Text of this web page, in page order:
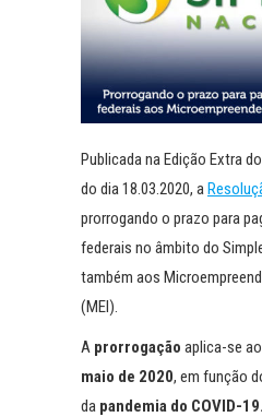
Publicada na Edição Extra
do dia 18.03.2020, a
prorrogando o prazo para
federais no âmbito do
também aos
(MEI).
A prorrogação aplica-se
maio de 2020, em função
da pandemia do COVID-19.